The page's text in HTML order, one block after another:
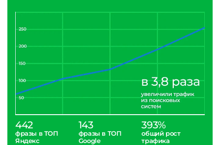
442
фразы в ТОП
Яндекс
143
фразы в ТОП
Google
393%
общий рост
трафика